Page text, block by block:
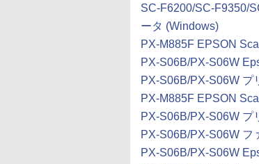
SC-F6200/SC-F9350/
ータ (Windows)
PX-M885F EPSON
PX-S06B/PX-S06W
PX-S06B/PX-S06W プ
PX-M885F EPSON
PX-S06B/PX-S06W プ
PX-S06B/PX-S06W フ
PX-S06B/PX-S06W